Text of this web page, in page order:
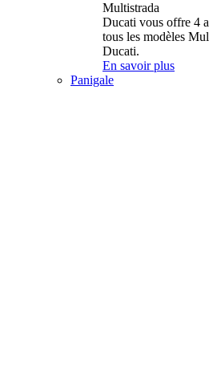
Multistrada
Ducati vous offre 4
tous les modèles
Ducati.
En savoir plus
Panigale